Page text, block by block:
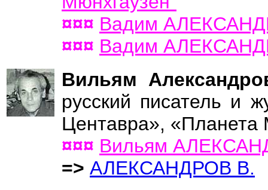
¤¤¤ Вадим
¤¤¤ Вадим
Вильям
русский писатель и
Центавра»,
¤¤¤ Вильям
=> АЛЕКСАНДРОВ В.